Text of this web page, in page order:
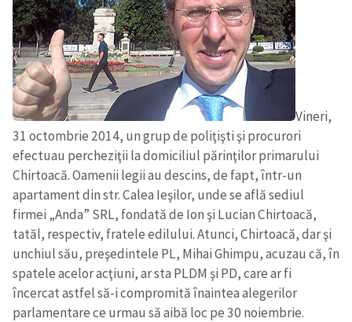
Vineri,
31 octombrie 2014, un grup de poliţişti şi procurori
efectuau percheziţii la domiciliul părinţilor primarului
Chirtoacă. Oamenii legii au descins, de fapt, într-un
apartament din str. Calea Ieşilor, unde se află sediul
firmei „Anda” SRL, fondată de Ion şi Lucian Chirtoacă,
tatăl, respectiv, fratele edilului. Atunci, Chirtoacă, dar şi
unchiul său, preşedintele PL, Mihai Ghimpu, acuzau că, în
spatele acelor acţiuni, ar sta PLDM şi PD, care ar fi
încercat astfel să-i compromită înaintea alegerilor
parlamentare ce urmau să aibă loc pe 30 noiembrie.